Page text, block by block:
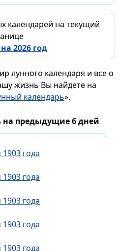
календарей на текущий
2026 год
лунного календаря и все о
жизнь Вы найдете на
календарь».
предыдущие 6 дней
года
года
года
года
года